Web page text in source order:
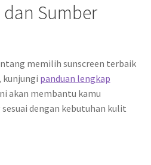
Sumber
memilih sunscreen terbaik
kunjungi panduan lengkap
akan membantu kamu
dengan kebutuhan kulit